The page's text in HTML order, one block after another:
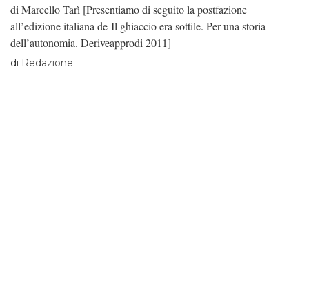
di Marcello Tarì [Presentiamo di seguito la postfazione
all’edizione italiana de Il ghiaccio era sottile. Per una storia
dell’autonomia. Deriveapprodi 2011]
di Redazione